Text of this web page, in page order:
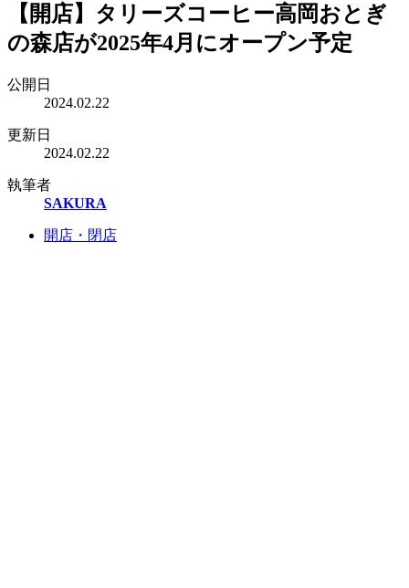
【開店】タリーズコーヒー高岡おとぎ
の森店が2025年4月にオープン予定
公開日
2024.02.22
更新日
2024.02.22
執筆者
SAKURA
開店・閉店